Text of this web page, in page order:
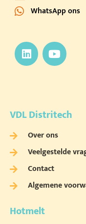
WhatsApp ons
VDL Distritech
Over ons
Veelgestelde
Contact
Algemene
Hotmelt